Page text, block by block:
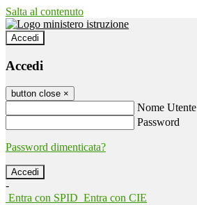
Salta al contenuto
Accedi
Accedi
button close ×
Nome Utente
Password
Password dimenticata?
-
Entra con SPID Entra con CIE